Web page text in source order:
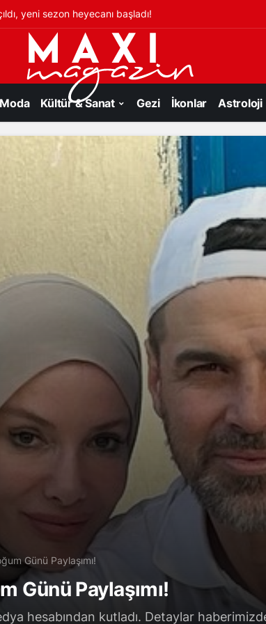
yeni sezon heyecanı başladı!
Moda Kültür & Sanat Gezi İkonlar Astroloji
Günü Paylaşımı!
Günü Paylaşımı!
hesabından kutladı. Detaylar